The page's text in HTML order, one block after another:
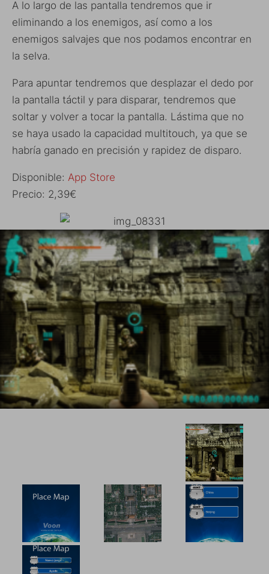
A lo largo de las pantalla tendremos que ir
eliminando a los enemigos, así como a los
enemigos salvajes que nos podamos encontrar en
la selva.
Para apuntar tendremos que desplazar el dedo por
la pantalla táctil y para disparar, tendremos que
soltar y volver a tocar la pantalla. Lástima que no
se haya usado la capacidad multitouch, ya que se
habría ganado en precisión y rapidez de disparo.
Disponible: App Store
Precio: 2,39€